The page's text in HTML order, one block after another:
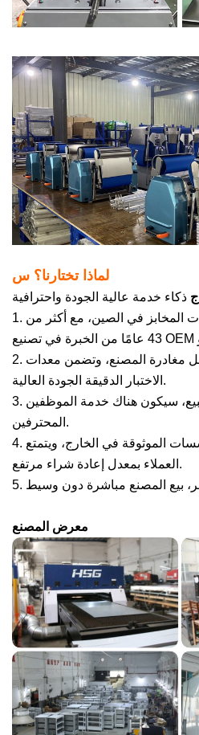
لماذا تختارنا؟ س
ج ذكاء
1. أول شركة تصنيع آلات ومعدات المخابز في الصين، مع أكثر من
2. سيتم اختبار جودة كل منتج قبل مغادرة المصنع، وتضمن معدات
الاختبار الدقيقة الجودة العالية.
3. من الاستشارة إلى ما بعد البيع، سيكون هناك خدمة الموظفين
المحترفين.
4. يتم بيع المنتجات والمؤسسات الموثوقة في الخارج، ويتمتع
العملاء بمعدل إعادة شراء مرتفع.
معرض المصنع